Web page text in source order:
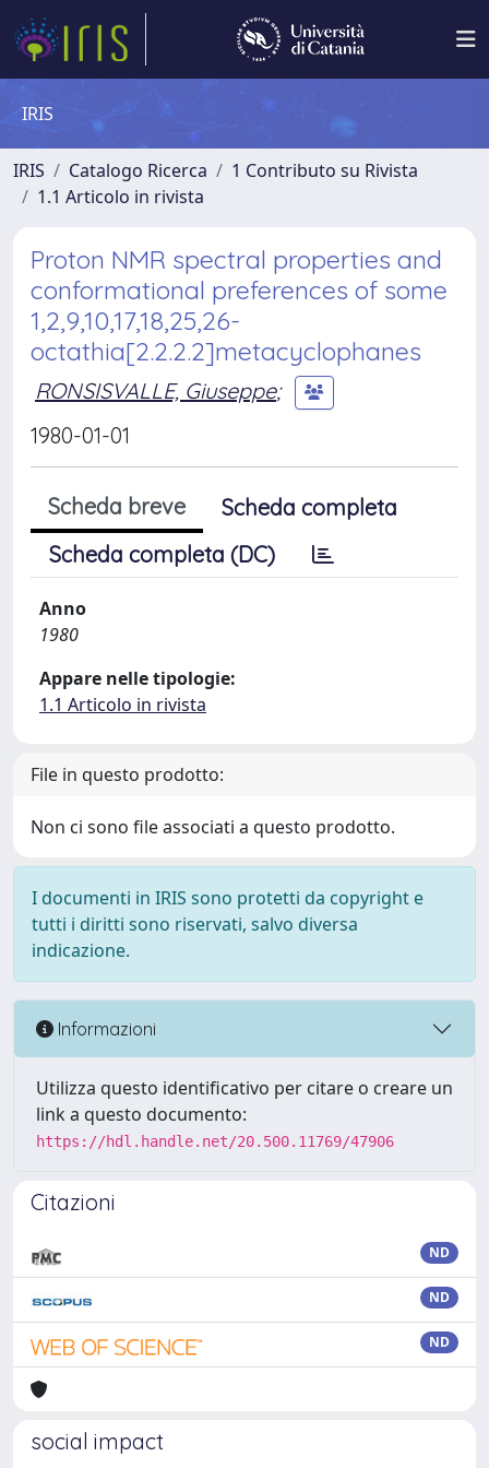
IRIS
IRIS Catalogo Ricerca
1 Contributo su Rivista
1.1 Articolo in rivista
Proton NMR spectral properties and
conformational preferences of some
1,2,9,10,17,18,25,26-
octathia[2.2.2.2]metacyclophanes
RONSISVALLE, Giuseppe;
1980-01-01
Scheda breve
Scheda completa
Scheda completa (DC)
Anno
1980
Appare nelle tipologie:
1.1 Articolo in rivista
File in questo prodotto:
Non ci sono file associati a questo prodotto.
I documenti in IRIS sono protetti da copyright e
tutti i diritti sono riservati, salvo diversa
indicazione.
Informazioni
Utilizza questo identificativo per citare o creare un
link a questo documento:
https://hdl.handle.net/20.500.11769/47906
Citazioni
ND
ND
ND
social impact